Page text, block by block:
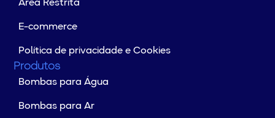
Área Restrita
E-commerce
Política de privacidade e Cookies
Produtos
Bombas para Água
Bombas para Ar